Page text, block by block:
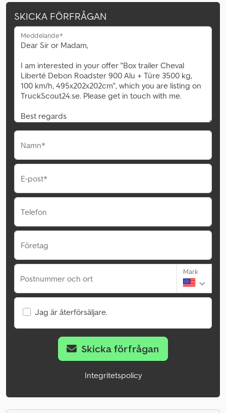
SKICKA FÖRFRÅGAN
Meddelande*
Namn*
E-post*
Telefon
Företag
Postnummer och ort
Mark
Jag är återförsäljare.
Skicka förfrågan
Integritetspolicy